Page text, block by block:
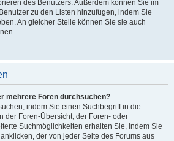
des Benutzers. Außerdem können Sie im
zu den Listen hinzufügen, indem Sie
An gleicher Stelle können Sie sie auch
mehrere Foren durchsuchen?
indem Sie einen Suchbegriff in die
der Foren-Übersicht, der Foren- oder
Suchmöglichkeiten erhalten Sie, indem Sie
der von jeder Seite des Forums aus